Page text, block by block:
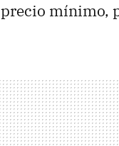
precio mínimo,